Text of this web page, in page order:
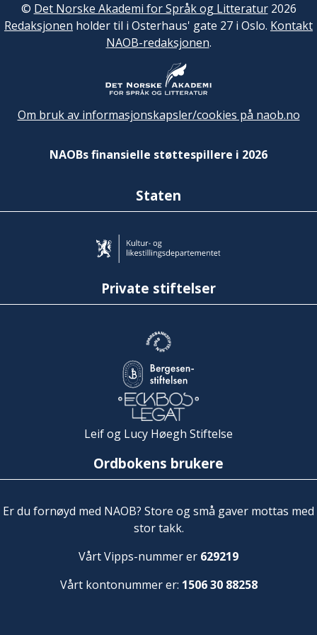
© Det Norske Akademi for Språk og Litteratur2026
Redaksjonen holder til i Osterhaus' gate 27 i Oslo. Kontakt
NAOB-redaksjonen.
Om bruk av informasjonskapsler/cookies på naob.no
NAOBs finansielle støttespillere i 2026
Staten
Private stiftelser
Leif og Lucy Høegh Stiftelse
Ordbokens brukere
Er du fornøyd med NAOB? Store og små gaver mottas med
stor takk.
Vårt Vipps-nummer er 629219
Vårt kontonummer er: 1506 30 88258